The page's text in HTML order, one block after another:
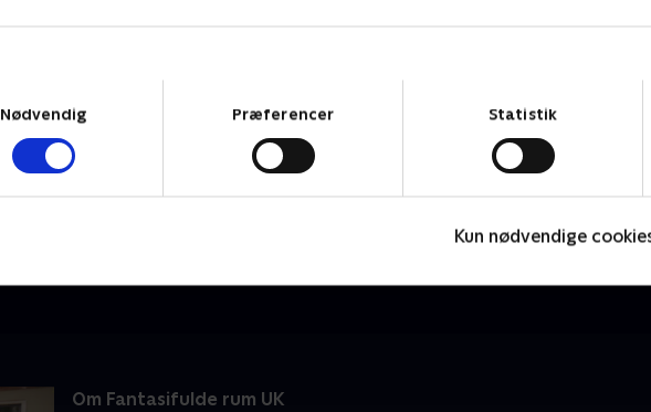
Nødvendig
Præferencer Statistik
Kun nødvendige
Om Fantasifulde rum UK